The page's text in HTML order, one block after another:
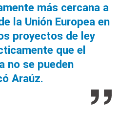
más cercana a
la Unión Europea en
proyectos de ley
que el
no se pueden
Araúz.